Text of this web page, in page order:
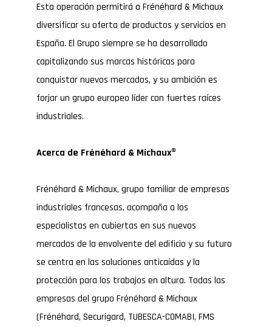
Esta operación permitirá a Frénéhard & Michaux
diversificar su oferta de productos y servicios en
España. El Grupo siempre se ha desarrollado
capitalizando sus marcas históricas para
conquistar nuevos mercados, y su ambición es
forjar un grupo europeo líder con fuertes raíces
industriales.
Acerca de Frénéhard & Michaux®
Frénéhard & Michaux, grupo familiar de empresas
industriales francesas, acompaña a los
especialistas en cubiertas en sus nuevos
mercados de la envolvente del edificio y su futuro
se centra en las soluciones anticaídas y la
protección para los trabajos en altura. Todas las
empresas del grupo Frénéhard & Michaux
(Frénéhard, Securigard, TUBESCA-COMABI, FMS